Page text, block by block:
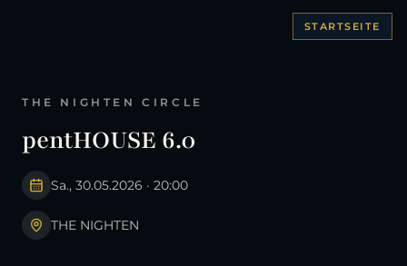
STARTSEITE
THE NIGHTEN CIRCLE
pentHOUSE 6.0
Sa., 30.05.2026 · 20:00
THE NIGHTEN